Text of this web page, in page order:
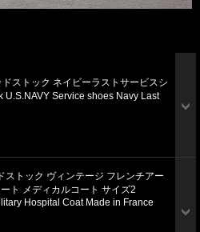
ストック ネイビーラストサービスシ
U.S.NAVY Service shoes Navy Last
ストック ヴィンテージ フレンチアー
ト メディカルコート サイズ2
Hospital Coat Made in France